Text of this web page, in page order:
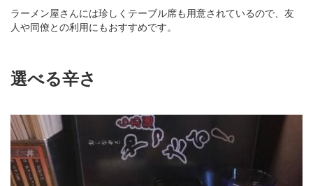
ラーメン屋さんには珍しくテーブル席も用意されているので、友
人や同僚との利用にもおすすめです。
選べる辛さ